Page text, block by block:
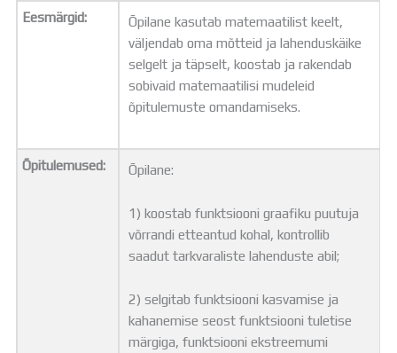
Kontaktid
Tööpakkumised
Eesmärgid:
Õpilane kasutab matemaatilist keelt,
väljendab oma mõtteid ja lahenduskäike
selgelt ja täpselt, koostab ja rakendab
sobivaid matemaatilisi mudeleid
õpitulemuste omandamiseks.
Õpitulemused: Õpilane:
1) koostab funktsiooni graafiku puutuja
võrrandi etteantud kohal, kontrollib
saadut tarkvaraliste lahenduste abil;
2) selgitab funktsiooni kasvamise ja
kahanemise seost funktsiooni tuletise
märgiga, funktsiooni ekstreemumi